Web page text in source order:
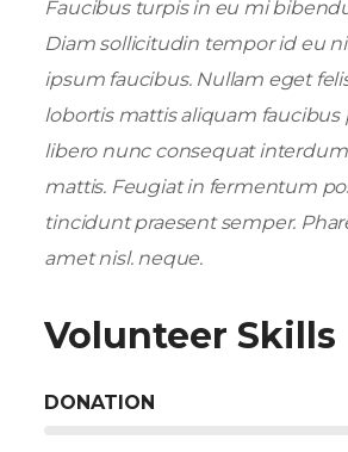
Faucibus turpis in eu mi
Diam sollicitudin tempor id eu
ipsum faucibus. Nullam eget
lobortis mattis aliquam faucibus
libero nunc consequat
mattis. Feugiat in fermentum
tincidunt praesent semper.
amet nisl. neque.
Volunteer Skills
DONATION